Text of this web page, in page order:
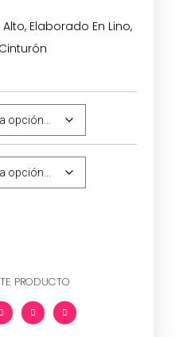
Elaborado En Lino,
PRODUCTO